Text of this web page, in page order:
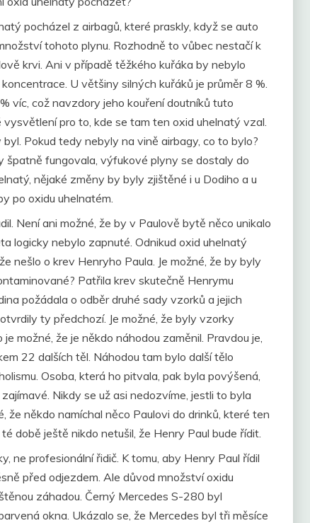
pocházel z airbagů, které praskly, když se auto
tohoto plynu. Rozhodně to vůbec nestačí k
krvi. Ani v případě těžkého kuřáka by nebylo
U většiny silných kuřáků je průměr 8 %.
víc, což navzdory jeho kouření doutníků tuto
pro to, kde se tam ten oxid uhelnatý vzal.
Pokud tedy nebyly na vině airbagy, co to bylo?
špatně fungovala, výfukové plyny se dostaly do
nějaké změny by byly zjištěné i u Dodiho a u
po oxidu uhelnatém.
Není ani možné, že by v Paulově bytě něco unikalo
logicky nebylo zapnuté. Odnikud oxid uhelnatý
nešlo o krev Henryho Paula. Je možné, že by byly
Patřila krev skutečně Henrymu
požádala o odběr druhé sady vzorků a jejich
ty předchozí. Je možné, že byly vzorky
možné, že je někdo náhodou zaměnil. Pravdou je,
22 dalších těl. Náhodou tam bylo další tělo
Osoba, která ho pitvala, pak byla povýšená,
Nikdy se už asi nedozvíme, jestli to byla
že někdo namíchal něco Paulovi do drinků, které ten
době ještě nikdo netušil, že Henry Paul bude řídit.
ne profesionální řidič. K tomu, aby Henry Paul řídil
před odjezdem. Ale důvod množství oxidu
záhadou. Černý Mercedes S-280 byl
okna. Ukázalo se, že Mercedes byl tři měsíce